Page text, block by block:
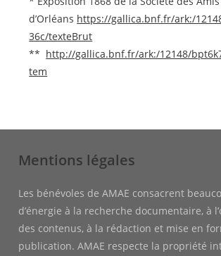
d’Orléans https://gallica.bnf.fr/ark:/
36c/texteBrut
** ͏‌ http://gallica.bnf.fr/ark:/12148/
tem
Mentions légales
Les bénévoles de AMAE consacrent
d’énergie à la recherche documentaire, à
des contenus, à la rédaction et mise en
publication. AMAE respecte la propriété